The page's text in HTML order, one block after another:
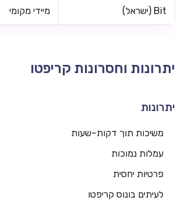
Bit (ישראל) מיידי מקומי
יתרונות וחסרונות קריפטו
יתרונות
משיכות תוך דקות–שעות
עמלות נמוכות
פרטיות יחסית
לעיתים בונוס קריפטו